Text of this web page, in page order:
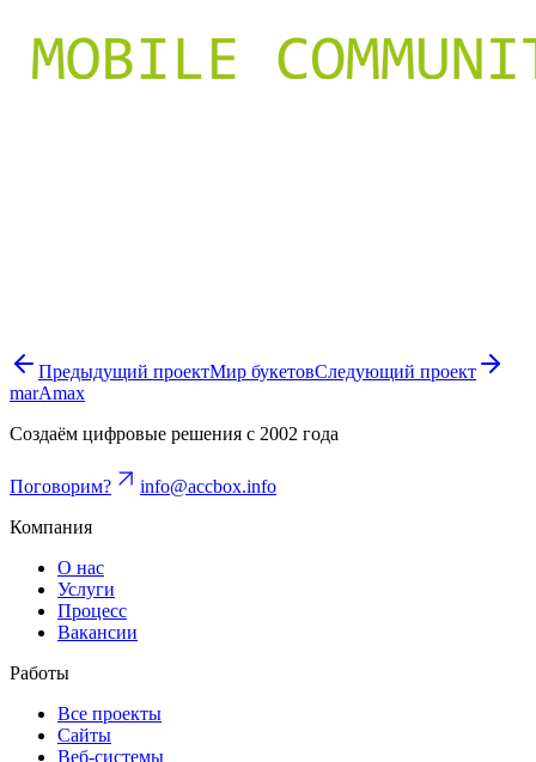
Предыдущий проектМир букетовСледующий проект
marAmax
Создаём цифровые решения с 2002 года
Поговорим?
info@accbox.info
Компания
О нас
Услуги
Процесс
Вакансии
Работы
Все проекты
Сайты
Веб-системы